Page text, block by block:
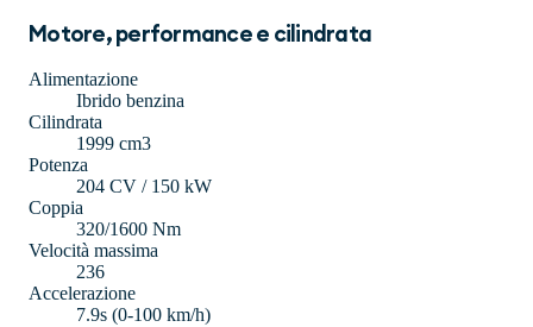
Motore, performance e cilindrata
Alimentazione
Ibrido benzina
Cilindrata
1999 cm3
Potenza
204 CV / 150 kW
Coppia
320/1600 Nm
Velocità massima
236
Accelerazione
7.9s (0-100 km/h)